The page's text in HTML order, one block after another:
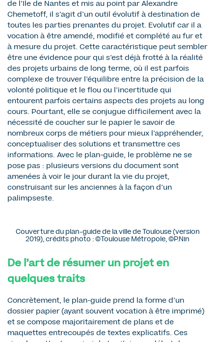
de l’Ile de Nantes et mis au point par Alexandre
Chemetoff, il s’agit d’un outil évolutif à destination de
toutes les parties prenantes du projet. Evolutif car il a
vocation à être amendé, modifié et complété au fur et
à mesure du projet. Cette caractéristique peut sembler
être une évidence pour qui s’est déjà frotté à la réalité
des projets urbains de long terme, où il est parfois
complexe de trouver l’équilibre entre la précision de la
volonté politique et le flou ou l’incertitude qui
entourent parfois certains aspects des projets au long
cours. Pourtant, elle se conjugue difficilement avec la
nécessité de coucher sur le papier le savoir de
nombreux corps de métiers pour mieux l’appréhender,
conceptualiser des solutions et transmettre ces
informations. Avec le plan-guide, le problème ne se
pose pas : plusieurs versions du document sont
amenées à voir le jour durant la vie du projet,
construisant sur les anciennes à la façon d’un
palimpseste.
Couverture du plan-guide de la ville de Toulouse (version
2019), crédits photo : ©Toulouse Métropole, ©P.Nin
De l’art de résumer un projet en
quelques traits
Concrètement, le plan-guide prend la forme d’un
dossier papier (ayant souvent vocation à être imprimé)
et se compose majoritairement de plans et de
maquettes entrecoupés de textes explicatifs. Ces